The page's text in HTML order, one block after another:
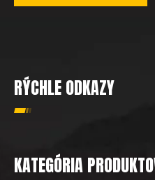
RÝCHLE ODKAZY
KATEGÓRIA